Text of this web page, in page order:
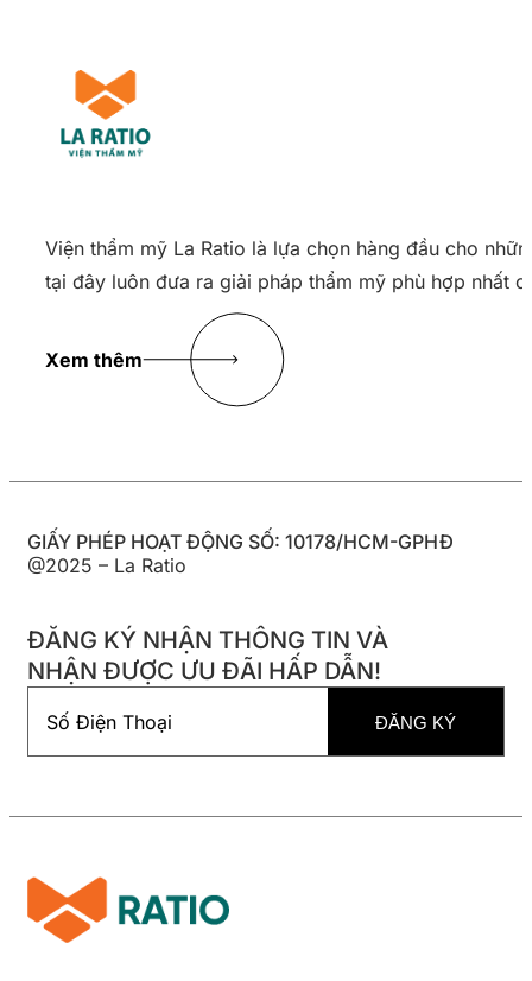
Viện thẩm mỹ La Ratio là lựa chọn hàng đầu cho
tại đây luôn đưa ra giải pháp thẩm mỹ phù hợp nhất
Xem thêm
GIẤY PHÉP HOẠT ĐỘNG SỐ: 10178/HCM-GPHĐ
@2025 – La Ratio
ĐĂNG KÝ NHẬN THÔNG TIN VÀ
NHẬN ĐƯỢC ƯU ĐÃI HẤP DẪN!